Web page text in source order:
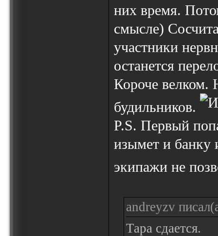
них время.
смысле)
участники
останется
Короче велком.
будильников.
P.S. Первый
изымет и банку
экипажи не
andreyzv
Тара сдается.